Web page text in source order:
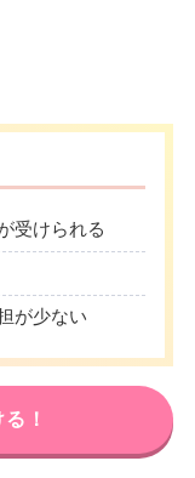
受けられる
が少ない
！